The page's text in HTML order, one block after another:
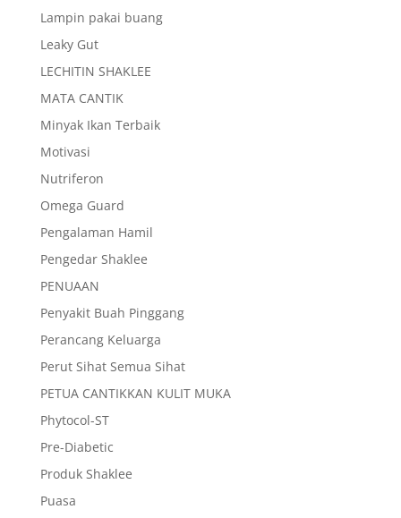
Lampin pakai buang
Leaky Gut
LECHITIN SHAKLEE
MATA CANTIK
Minyak Ikan Terbaik
Motivasi
Nutriferon
Omega Guard
Pengalaman Hamil
Pengedar Shaklee
PENUAAN
Penyakit Buah Pinggang
Perancang Keluarga
Perut Sihat Semua Sihat
PETUA CANTIKKAN KULIT MUKA
Phytocol-ST
Pre-Diabetic
Produk Shaklee
Puasa